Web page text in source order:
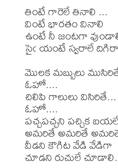
తింటే గారెలే తినాలి ...
వింటే భారతం వినాలి
ఉంటే నీ జంటగా
సైఁ యంటే స్వరాలే
మొలక మబ్బులు
ఓహో....
చిలిపి గాలులు విసిరితే...
ఓహో....
పచ్చపచ్చని పచ్చిక
అమరితే అమరితే
వీడని కౌగిట వేడి వేడిగా
చూడని రుచులే